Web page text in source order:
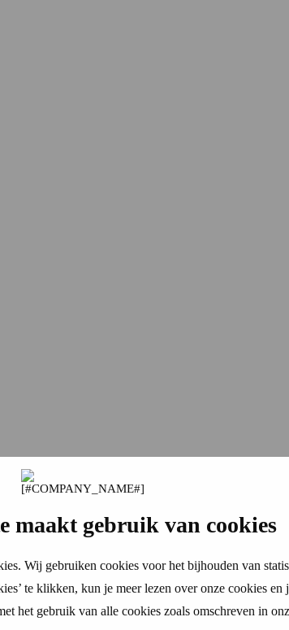
maakt gebruik van cookies
Wij gebruiken cookies voor het bijhouden van
te klikken, kun je meer lezen over onze cookies
het gebruik van alle cookies zoals omschreven in